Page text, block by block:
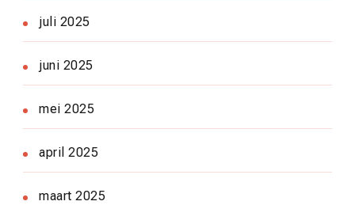
juli 2025
juni 2025
mei 2025
april 2025
maart 2025